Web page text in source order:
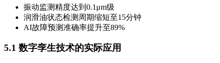
振动监测精度达到0.1μm级
润滑油状态检测周期缩短至15分钟
AI故障预测准确率提升至89%
5.1 数字孪生技术的实际应用